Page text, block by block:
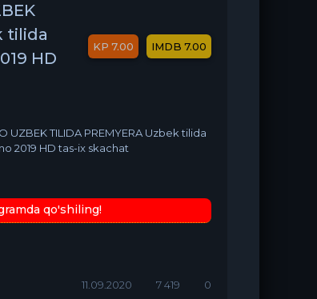
tilida
HD
7.00 7.00
UZBEK TILIDA PREMYERA Uzbek tilida
2019 HD tas-ix skachat
qo'shiling!
11.09.2020 7 419 0